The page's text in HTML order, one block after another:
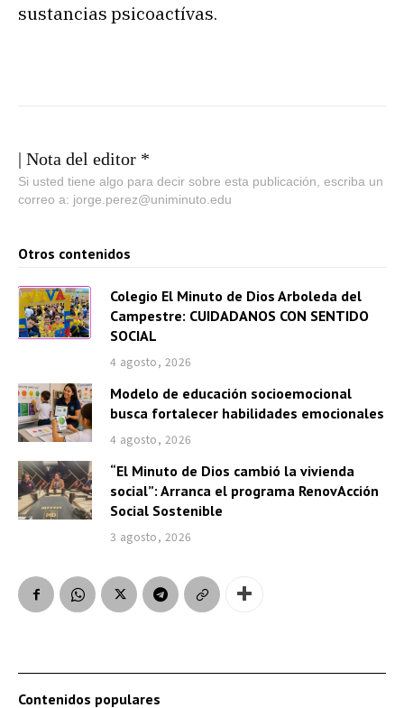
sustancias psicoactívas.
| Nota del editor *
Si usted tiene algo para decir sobre esta publicación, escriba un
correo a: jorge.perez@uniminuto.edu
Otros contenidos
Colegio El Minuto de Dios Arboleda del
Campestre: CUIDADANOS CON SENTIDO
SOCIAL
4 agosto, 2026
Modelo de educación socioemocional
busca fortalecer habilidades emocionales
4 agosto, 2026
“El Minuto de Dios cambió la vivienda
social”: Arranca el programa RenovAcción
Social Sostenible
3 agosto, 2026
Contenidos populares